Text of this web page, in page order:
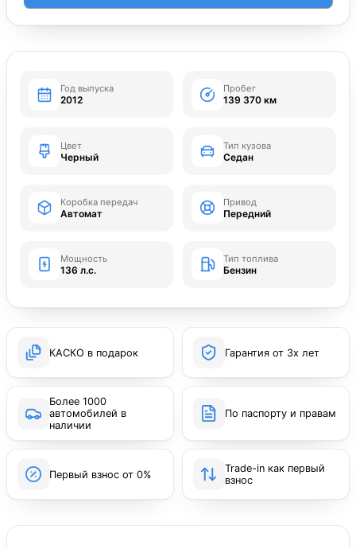
Год выпуска
2012
Пробег
139 370 км
Цвет
Черный
Тип кузова
Седан
Коробка передач
Автомат
Привод
Передний
Мощность
136 л.с.
Тип топлива
Бензин
КАСКО в подарок Гарантия от 3х лет
Более 1000
автомобилей в
наличии
По паспорту и правам
Первый взнос от 0%
Trade-in как первый
взнос